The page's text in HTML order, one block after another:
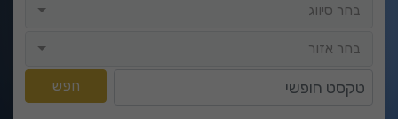
בחר סיווג
בחר אזור
חפש